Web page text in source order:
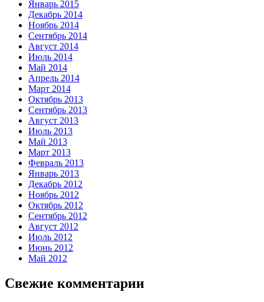
Январь 2015
Декабрь 2014
Ноябрь 2014
Сентябрь 2014
Август 2014
Июль 2014
Май 2014
Апрель 2014
Март 2014
Октябрь 2013
Сентябрь 2013
Август 2013
Июль 2013
Май 2013
Март 2013
Февраль 2013
Январь 2013
Декабрь 2012
Ноябрь 2012
Октябрь 2012
Сентябрь 2012
Август 2012
Июль 2012
Июнь 2012
Май 2012
Свежие комментарии